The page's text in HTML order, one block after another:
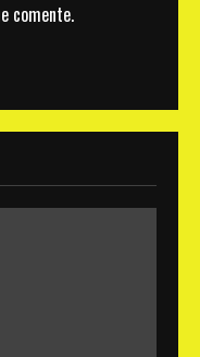
comente.